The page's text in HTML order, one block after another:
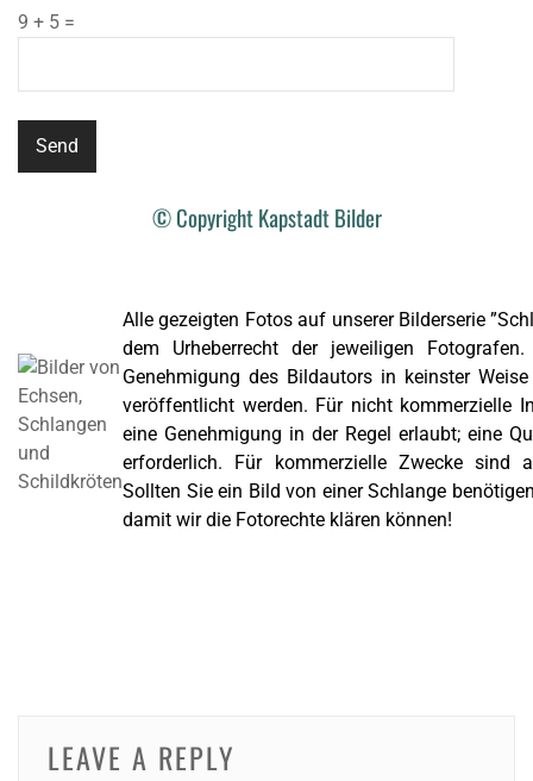
9 + 5 =
© Copyright Kapstadt Bilder
Alle gezeigten Fotos auf unserer Bilderserie
dem Urheberrecht der jeweiligen
Genehmigung des Bildautors in keinster
veröffentlicht werden. Für nicht kommerzielle
eine Genehmigung in der Regel erlaubt; eine
erforderlich. Für kommerzielle Zwecke sind
Sollten Sie ein Bild von einer Schlange
damit wir die Fotorechte klären können!
LEAVE A REPLY